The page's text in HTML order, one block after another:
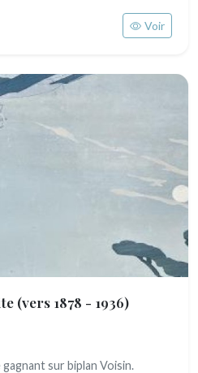
Voir
(vers 1878 - 1936)
sur biplan Voisin.